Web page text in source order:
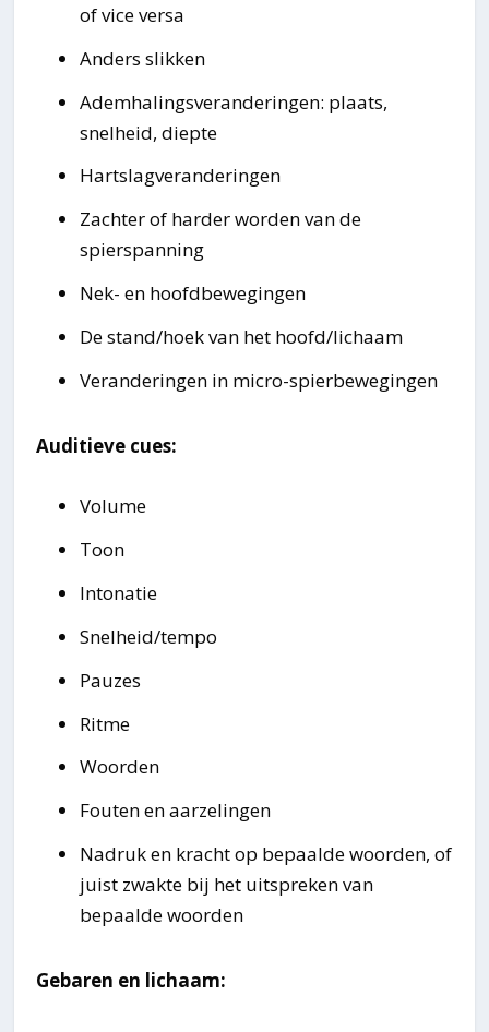
of vice versa
Anders slikken
Ademhalingsveranderingen: plaats,
snelheid, diepte
Hartslagveranderingen
Zachter of harder worden van de
spierspanning
Nek- en hoofdbewegingen
De stand/hoek van het hoofd/lichaam
Veranderingen in micro-spierbewegingen
Auditieve cues:
Volume
Toon
Intonatie
Snelheid/tempo
Pauzes
Ritme
Woorden
Fouten en aarzelingen
Nadruk en kracht op bepaalde woorden, of
juist zwakte bij het uitspreken van
bepaalde woorden
Gebaren en lichaam: